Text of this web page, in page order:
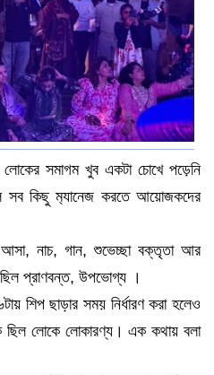
সমাগম খুব একটা চোখে পড়েনি
সব কিছু ম‍্যানেজ করতে আয়োজকদের
আসা, নাচ, গান, শুভেচ্ছা বক্তৃতা আর
প্রাণবন্ত, উপভোগ্য ।
শিপ ছাড়ার সময় নির্ধারণ করা হলেও
ছিল লোকে লোকারণ্য। এক কথায় বলা